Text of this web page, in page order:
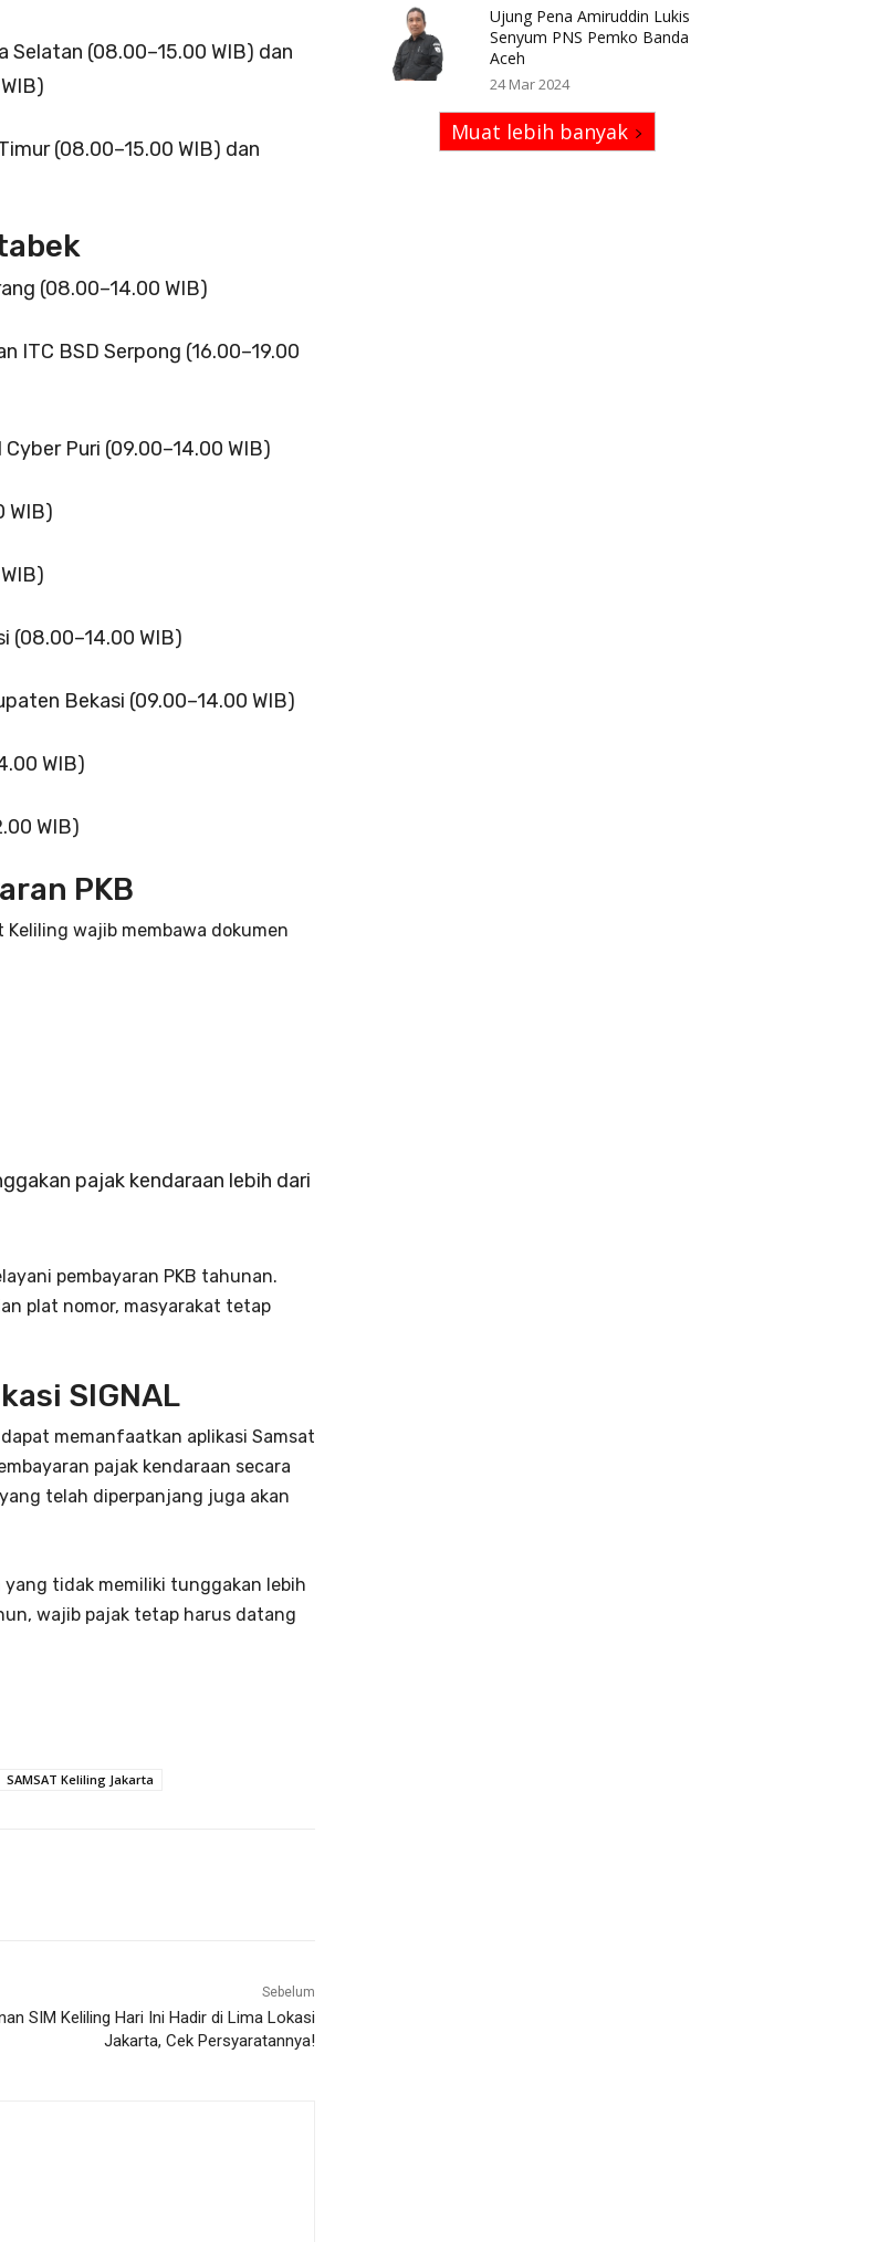
(08.00–15.00 WIB) dan
(08.00–15.00 WIB) dan
(08.00–14.00 WIB)
ITC BSD Serpong (16.00–19.00
Puri (09.00–14.00 WIB)
WIB)
(08.00–14.00 WIB)
Bekasi (09.00–14.00 WIB)
WIB)
WIB)
PKB
wajib membawa dokumen
pajak kendaraan lebih dari
pembayaran PKB tahunan.
plat nomor, masyarakat tetap
SIGNAL
memanfaatkan aplikasi Samsat
pajak kendaraan secara
telah diperpanjang juga akan
yang tidak memiliki tunggakan lebih
wajib pajak tetap harus datang
SAMSAT Keliling Jakarta
Sebelum
SIM Keliling Hari Ini Hadir di Lima Lokasi
Jakarta, Cek Persyaratannya!
Ujung Pena Amiruddin Lukis
Senyum PNS Pemko Banda
Aceh
24 Mar 2024
Muat lebih banyak